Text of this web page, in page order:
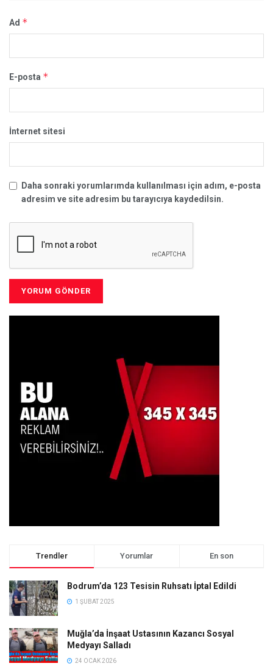
Ad *
E-posta *
İnternet sitesi
Daha sonraki yorumlarımda kullanılması için adım, e-posta
adresim ve site adresim bu tarayıcıya kaydedilsin.
Trendler Yorumlar En son
Bodrum’da 123 Tesisin Ruhsatı İptal Edildi
1 ŞUBAT 2025
Muğla’da İnşaat Ustasının Kazancı Sosyal
Medyayı Salladı
24 OCAK 2026